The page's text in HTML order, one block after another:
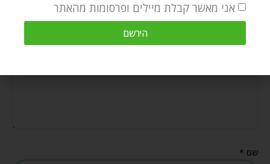
הוספת תגובה
שם *
אני מאשר קבלת מיילים ופרסומות מהאתר
הירשם